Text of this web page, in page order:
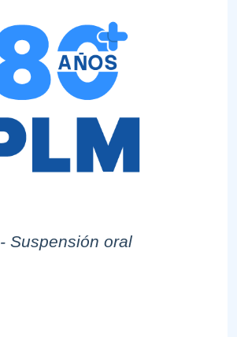
- Suspensión oral